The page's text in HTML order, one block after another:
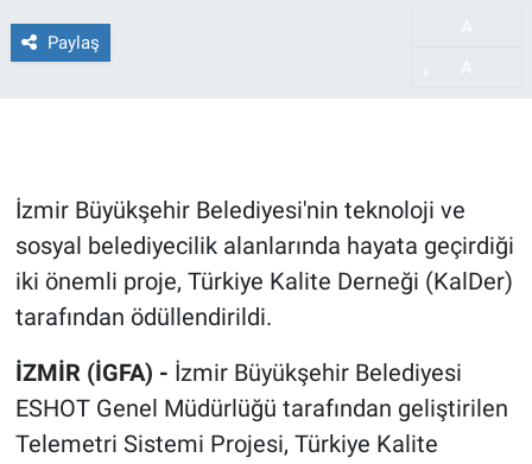
Paylaş
İzmir Büyükşehir Belediyesi'nin teknoloji ve
sosyal belediyecilik alanlarında hayata geçirdiği
iki önemli proje, Türkiye Kalite Derneği (KalDer)
tarafından ödüllendirildi.
İZMİR (İGFA) - İzmir Büyükşehir Belediyesi
ESHOT Genel Müdürlüğü tarafından geliştirilen
Telemetri Sistemi Projesi, Türkiye Kalite